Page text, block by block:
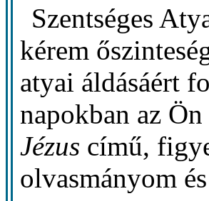
Szentséges
kérem
atyai áldásáért
napokban az
Jézus című,
olvasmányom